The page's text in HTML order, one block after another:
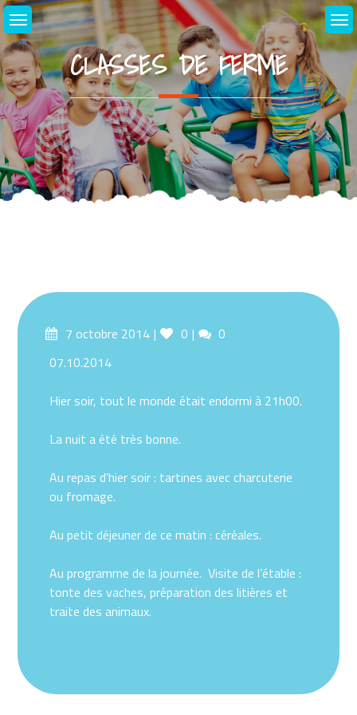
Skip
to
content
CLASSES DE FERME
Posted7 octobre 2014 Likes
0 Comments
0
07.10.2014
Hier soir, tout le monde était endormi à 21h00.
La nuit a été très bonne.
Au repas d’hier soir : tartines avec charcuterie
ou fromage.
Au petit déjeuner de ce matin : céréales.
Au programme de la journée. Visite de l’étable :
tonte des vaches, préparation des litières et
traite des animaux.